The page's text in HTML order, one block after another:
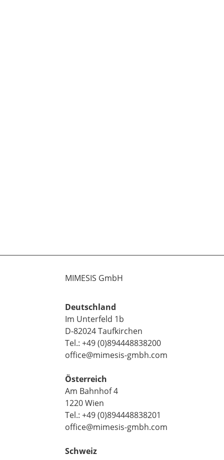
MIMESIS GmbH
Deutschland
Im Unterfeld 1b
D-82024 Taufkirchen
Tel.: +49 (0)894448838200
office@mimesis-gmbh.com
Österreich
Am Bahnhof 4
1220 Wien
Tel.: +49 (0)894448838201
office@mimesis-gmbh.com
Schweiz